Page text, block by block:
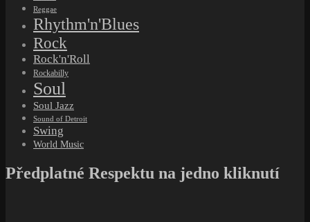
Reggae
Rhythm'n'Blues
Rock
Rock'n'Roll
Rockabilly
Soul
Soul Jazz
Sound of Detroit
Swing
World Music
Předplatné Respektu na jedno kliknutí